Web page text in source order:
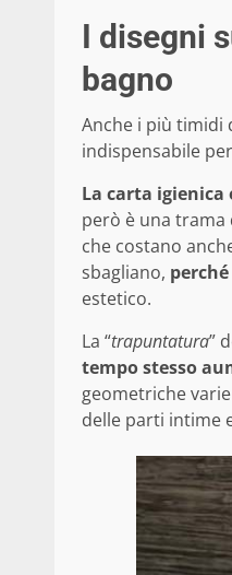
I disegni
bagno
Anche i più timidi
indispensabile
La carta
però è una
che costano
sbagliano,
estetico.
La “trapuntatura”
tempo stesso
geometriche
delle parti intime